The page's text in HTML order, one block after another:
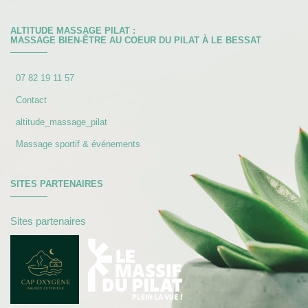
ALTITUDE MASSAGE PILAT :
MASSAGE BIEN-ÊTRE AU COEUR DU PILAT À LE BESSAT
07 82 19 11 57
Contact
altitude_massage_pilat
Massage sportif & événements
SITES PARTENAIRES
Sites partenaires